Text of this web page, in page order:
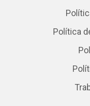
Política